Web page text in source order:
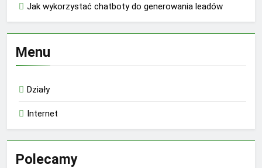
Jak wykorzystać chatboty do generowania leadów
Menu
Działy
Internet
Polecamy